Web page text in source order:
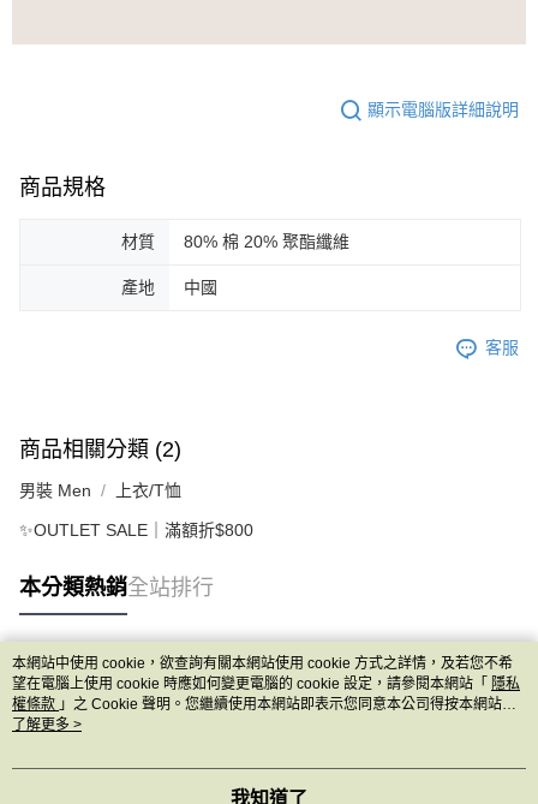
顯示電腦版詳細說明
商品規格
材質 80% 棉 20% 聚酯纖維
產地 中國
客服
商品相關分類 (2)
男裝 Men 上衣/T恤
✨OUTLET SALE｜滿額折$800
本分類熱銷全站排行
熱門標籤
本網站中使用 cookie，欲查詢有關本網站使用 cookie 方式之詳情，及若您不希
望在電腦上使用 cookie 時應如何變更電腦的 cookie 設定，請參閱本網站「 隱私
權條款 」之 Cookie 聲明。您繼續使用本網站即表示您同意本公司得按本網站使
用條款之 Cookie 聲明使用 cookie。
了解更多 >
我知道了